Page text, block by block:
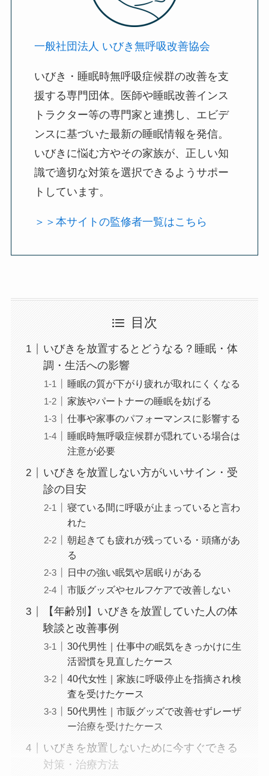
一般社団法人 いびき無呼吸改善協会
いびき・睡眠時無呼吸症候群の改善を支
援する専門団体。医師や睡眠改善インス
トラクター等の専門家と連携し、エビデ
ンスに基づいた最新の睡眠情報を発信。
いびきに悩む方やその家族が、正しい知
識で適切な対策を選択できるようサポー
トしています。
＞＞本サイトの監修者一覧はこちら
目次
いびきを放置するとどうなる？睡眠・体
調・生活への影響
睡眠の質が下がり疲れが取れにくくなる
家族やパートナーの睡眠を妨げる
仕事や家事のパフォーマンスに影響する
睡眠時無呼吸症候群が隠れている場合は
注意が必要
いびきを放置しない方がいいサイン・受
診の目安
寝ている間に呼吸が止まっていると言わ
れた
朝起きても疲れが残っている・頭痛があ
る
日中の強い眠気や居眠りがある
市販グッズやセルフケアで改善しない
【年齢別】いびきを放置していた人の体
験談と改善事例
30代男性｜仕事中の眠気をきっかけに生
活習慣を見直したケース
40代女性｜家族に呼吸停止を指摘され検
査を受けたケース
50代男性｜市販グッズで改善せずレーザ
ー治療を受けたケース
いびきを放置しないために今すぐできる
対策・治療方法